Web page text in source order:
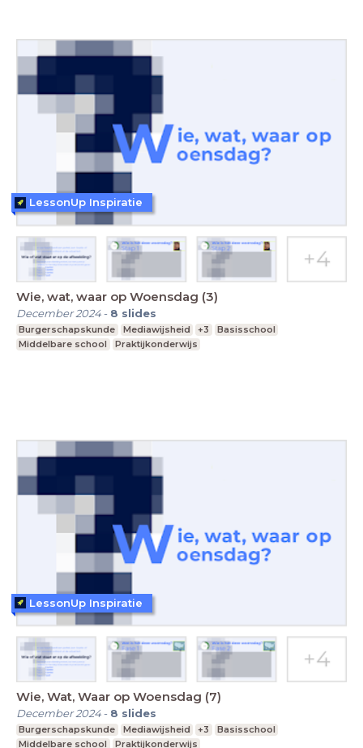
Wie, wat, waar op Woensdag (3)
December 2024- 8 slides
Burgerschapskunde Mediawijsheid +3
Basisschool
Middelbare school
Praktijkonderwijs
LessonUp Inspiratie
Wie, Wat, Waar op Woensdag (7)
December 2024- 8 slides
Burgerschapskunde Mediawijsheid +3
Basisschool
Middelbare school
Praktijkonderwijs
LessonUp Inspiratie